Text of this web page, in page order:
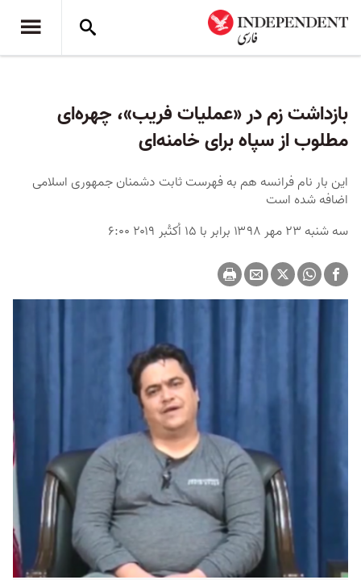
بازداشت زم در «عملیات فریب»، چهره‌‌ای
مطلوب از سپاه برای خامنه‌ای
این بار نام فرانسه هم به فهرست ثابت دشمنان جمهوری اسلامی
اضافه شده است
سه شنبه ۲۳ مهر ۱۳۹۸ برابر با ۱۵ اُکتُبر ۲۰۱۹ ۶:۰۰